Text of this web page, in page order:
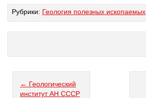
Рубрики: Геология полезных ископаемых
← Геологический
институт АН СССР